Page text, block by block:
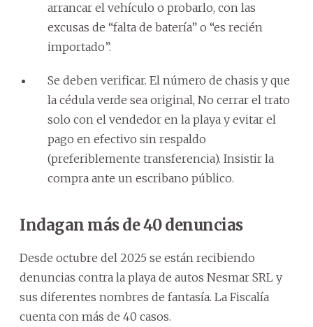
arrancar el vehículo o probarlo, con las
excusas de “falta de batería” o “es recién
importado”.
Se deben verificar. El número de chasis y que
la cédula verde sea original, No cerrar el trato
solo con el vendedor en la playa y evitar el
pago en efectivo sin respaldo
(preferiblemente transferencia). Insistir la
compra ante un escribano público.
Indagan más de 40 denuncias
Desde octubre del 2025 se están recibiendo
denuncias contra la playa de autos Nesmar SRL y
sus diferentes nombres de fantasía. La Fiscalía
cuenta con más de 40 casos.